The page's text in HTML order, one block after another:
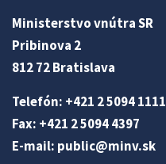
Ministerstvo vnútra SR
Pribinova 2
812 72 Bratislava
Telefón: +421 2 5094 1111
Fax: +421 2 5094 4397
E-mail: public@minv.sk